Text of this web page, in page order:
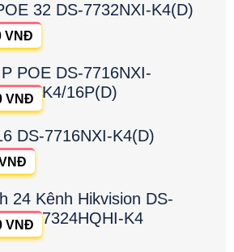
32 DS-7732NXI-K4(D)
VNĐ
POE DS-7716NXI-
K4/16P(D)
VNĐ
DS-7716NXI-K4(D)
24 Kênh Hikvision DS-
7324HQHI-K4
VNĐ